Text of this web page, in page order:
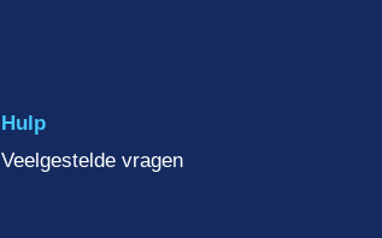
Hulp
Veelgestelde vragen